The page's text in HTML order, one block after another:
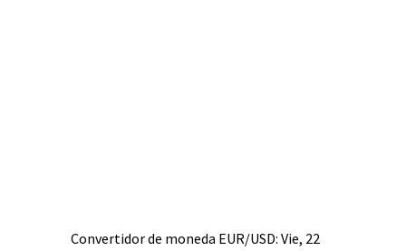
Convertidor de moneda EUR/USD: Vie, 22